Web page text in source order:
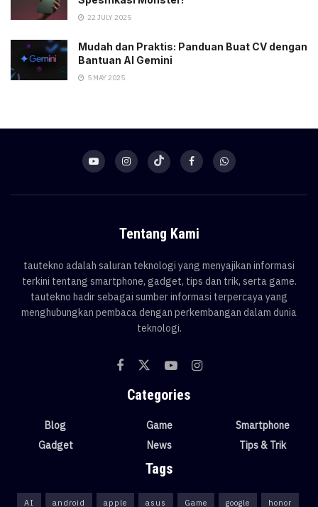
22 JULY 2025
Mudah dan Praktis: Panduan Buat CV dengan
Bantuan AI Gemini
5 MAY 2025
Tentang Kami
tautekno adalah saluran teknologi yang menyajikan informasi
terkini tentang smartphone, gadget, tips dan trik, serta game.
tautekno hadir sebagai sumber informasi terpercaya yang
menghubungkan pembaca dengan perkembangan dalam dunia
teknologi.
Categories
Blog
Gadget
Game
News
Smartphone
Tips & Trik
Tags
AI android apple asus Game google honor